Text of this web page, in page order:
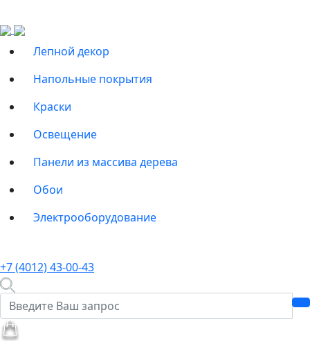
Лепной декор
Напольные покрытия
Краски
Освещение
Панели из массива дерева
Обои
Электрооборудование
+7 (4012) 43-00-43